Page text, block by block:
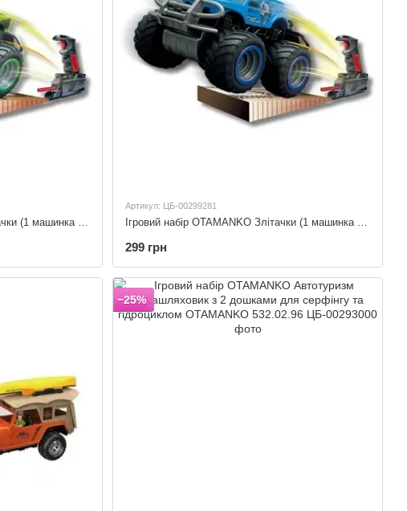
Ігровий набір OTAMANKO Злітачки (1 машинка и 1 катапульта) OTAMANKO 532.03.92
Артикул: ЦБ-00299281
Ігровий набір OTAMANKO Злітачки (1 машинка і 1 катапульта) OTAMANKO 532.03.91
299 грн
−25%